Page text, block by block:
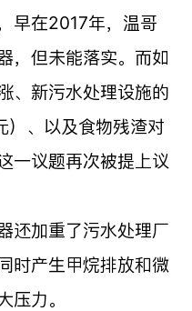
早在2017年，温哥
，但未能落实。而如
、新污水处理设施的
）、以及食物残渣对
一议题再次被提上议
还加重了污水处理厂
时产生甲烷排放和微
压力。